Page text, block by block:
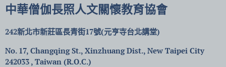
中華僧伽長照人文關懷教育協會
242新北市新莊區長青街17號(元亨寺台北講堂)
No. 17, Changqing St., Xinzhuang Dist., New Taipei City
242033 , Taiwan (R.O.C.)